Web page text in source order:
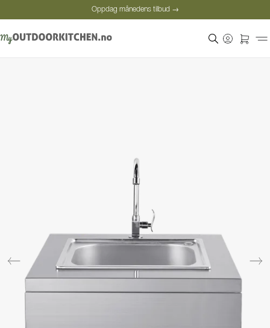
Oppdag månedens tilbud →